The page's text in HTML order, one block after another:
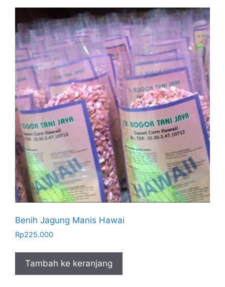
Benih Jagung Manis Hawai
Rp225.000
Tambah ke keranjang